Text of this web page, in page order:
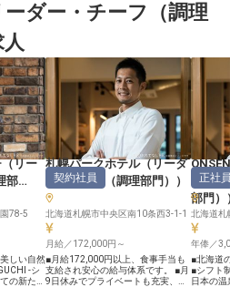
ダー・チーフ（調理
（リー
部
78-5
しい自然
-シ
の新たな
札幌パークホテル（リーダ
ー・チーフ（調理部門）
）
契約社員
北海道札幌市中央区南10条西3-1-1
月給／172,000円～
■月給172,000円以上、食事手当も
支給され安心の給与体系です。 ■月
9日休みでプライベートも充実、長
（リー
部門）
正社員
北海道札
年俸／
■北海道
■シフト
日本の温